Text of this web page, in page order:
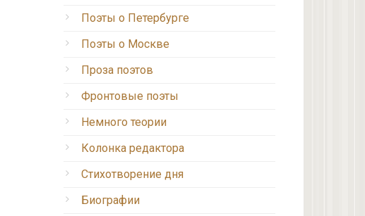
Поэты о Петербурге
Поэты о Москве
Проза поэтов
Фронтовые поэты
Немного теории
Колонка редактора
Стихотворение дня
Биографии